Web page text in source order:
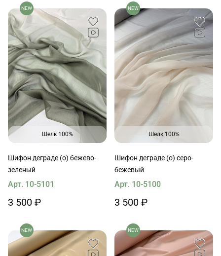
NEW
Шелк 100%
Шифон деграде (о) бежево-
зеленый
Арт. 10-5101
3 500 ₽
NEW
Шелк 100%
Шифон деграде (о) серо-
бежевый
Арт. 10-5100
3 500 ₽
NEW NEW